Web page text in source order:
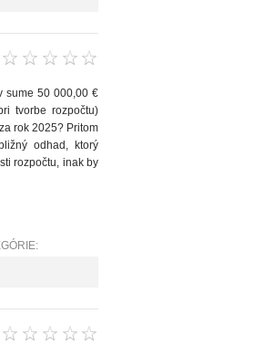
sume 50 000,00 €
tvorbe rozpočtu)
rok 2025? Pritom
odhad, ktorý
rozpočtu, inak by